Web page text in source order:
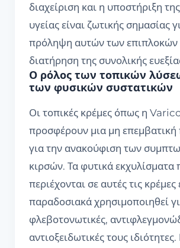
διαχείριση και η υποστήριξη
υγείας είναι ζωτικής σημασίας
πρόληψη αυτών των επιπλοκών
διατήρηση της συνολικής
Ο ρόλος των τοπικών
των φυσικών συστατικών
Οι τοπικές κρέμες όπως η
προσφέρουν μια μη επεμβατική
για την ανακούφιση των
κιρσών. Τα φυτικά εκχυλίσματα
περιέχονται σε αυτές τις κρέμες
παραδοσιακά χρησιμοποιηθεί
φλεβοτονωτικές,
αντιοξειδωτικές τους